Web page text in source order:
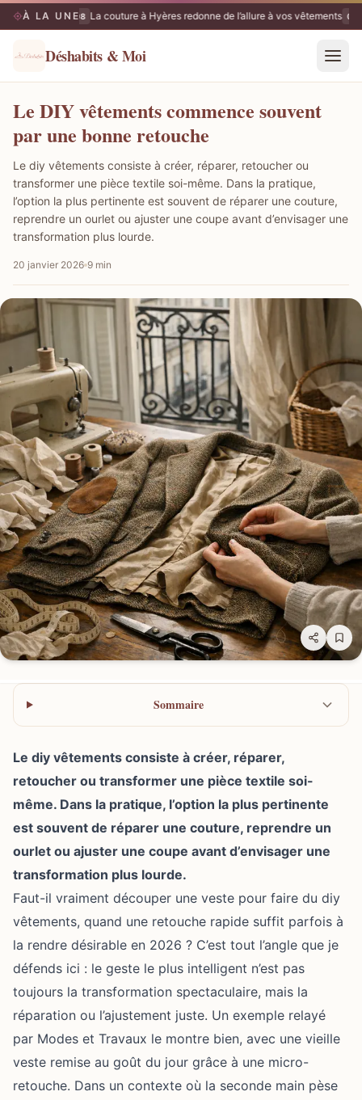
À LA UNE
09/08 La couture à Hyères redonne de l’allure à vos vêtements 09/
Déshabits & Moi
Le DIY vêtements commence souvent
par une bonne retouche
Le diy vêtements consiste à créer, réparer, retoucher ou
transformer une pièce textile soi-même. Dans la pratique,
l’option la plus pertinente est souvent de réparer une couture,
reprendre un ourlet ou ajuster une coupe avant d’envisager une
transformation plus lourde.
20 janvier 2026 9 min
Sommaire
Le diy vêtements consiste à créer, réparer,
retoucher ou transformer une pièce textile soi-
même. Dans la pratique, l’option la plus pertinente
est souvent de réparer une couture, reprendre un
ourlet ou ajuster une coupe avant d’envisager une
transformation plus lourde.
Faut-il vraiment découper une veste pour faire du diy
vêtements, quand une retouche rapide suffit parfois à
la rendre désirable en 2026 ? C’est tout l’angle que je
défends ici : le geste le plus intelligent n’est pas
toujours la transformation spectaculaire, mais la
réparation ou l’ajustement juste. Un exemple relayé
par Modes et Travaux le montre bien, avec une vieille
veste remise au goût du jour grâce à une micro-
retouche. Dans un contexte où la seconde main pèse